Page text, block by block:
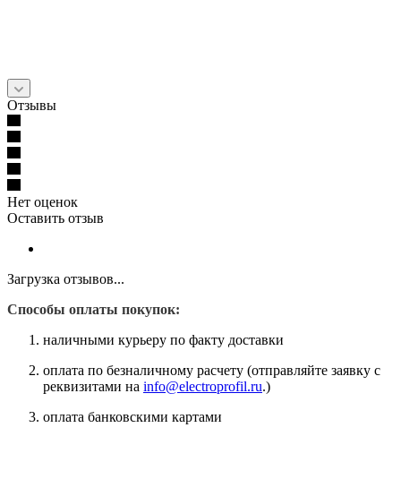
Отзывы
Нет оценок
Оставить отзыв
Загрузка отзывов...
Способы оплаты покупок:
наличными курьеру по факту доставки
оплата по безналичному расчету (отправляйте заявку с
реквизитами на info@electroprofil.ru.)
оплата банковскими картами